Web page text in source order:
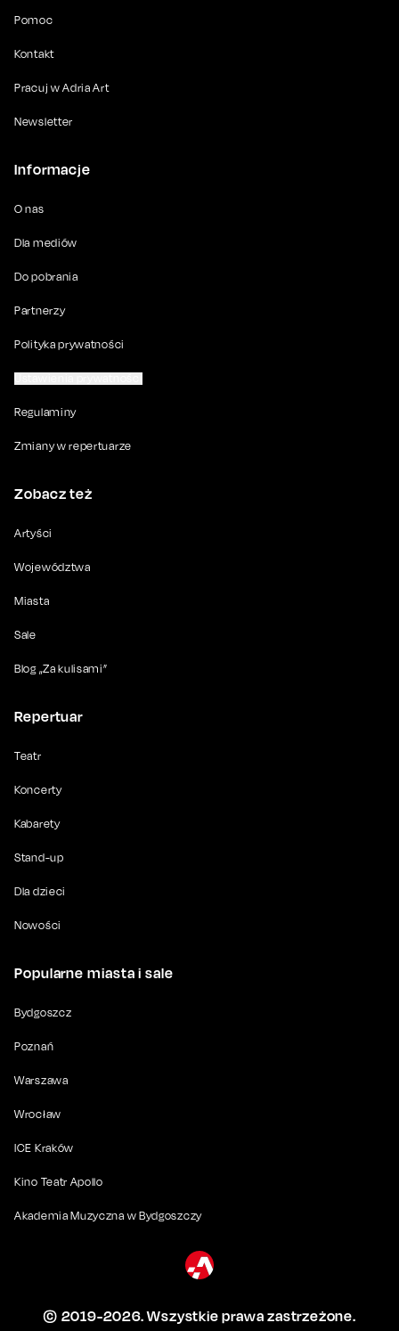
Pomoc
Kontakt
Pracuj w Adria Art
Newsletter
Informacje
O nas
Dla mediów
Do pobrania
Partnerzy
Polityka prywatności
Regulaminy
Zmiany w repertuarze
Zobacz też
Artyści
Województwa
Miasta
Sale
Blog „Za kulisami”
Repertuar
Teatr
Koncerty
Kabarety
Stand-up
Dla dzieci
Nowości
Popularne miasta i sale
Bydgoszcz
Poznań
Warszawa
Wrocław
ICE Kraków
Kino Teatr Apollo
Akademia Muzyczna w Bydgoszczy
© 2019-2026. Wszystkie prawa zastrzeżone.